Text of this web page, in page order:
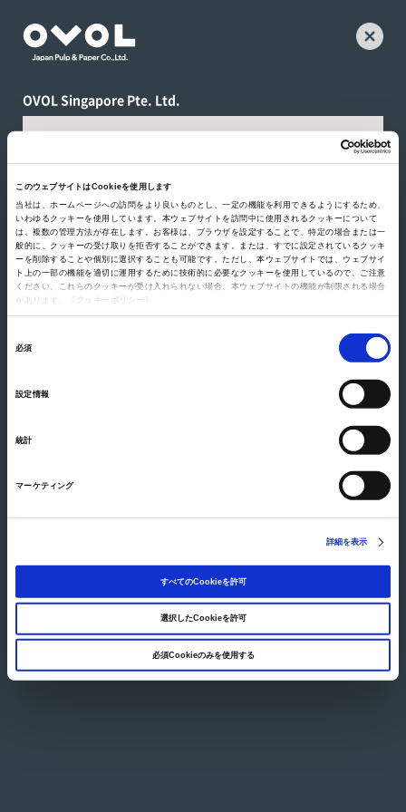
このウェブサイトはCookieを使用します
当社は、ホームページへの訪問をより良いものとし、一定の機能を利用できるようにするため、
いわゆるクッキーを使用しています。本ウェブサイトを訪問中に使用されるクッキーについて
は、複数の管理方法が存在します。お客様は、ブラウザを設定することで、特定の場合または一
般的に、クッキーの受け取りを拒否することができます。または、すでに設定されているクッキ
ーを削除することや個別に選択することも可能です。ただし、本ウェブサイトでは、ウェブサイ
ト上の一部の機能を適切に運用するために技術的に必要なクッキーを使用しているので、ご注意
ください。これらのクッキーが受け入れられない場合、本ウェブサイトの機能が制限される場合
があります。《
クッキーポリシー
必須
設定情報
統計
マーケティング
詳細を表示
すべてのCookieを許可
選択したCookieを許可
必須Cookieのみを使用する
OVOL Singapore Pte. Ltd.
View large map
76 Pioneer Road, #05-05, Singapore 639577
Fax
© Japan Pulp & Paper Co., Ltd.